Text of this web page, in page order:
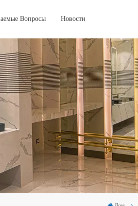
Вопросы Новости